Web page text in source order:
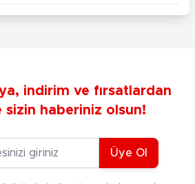
indirim ve fırsatlardan
sizin haberiniz olsun!
E-posta Adresiniz
Üye Ol